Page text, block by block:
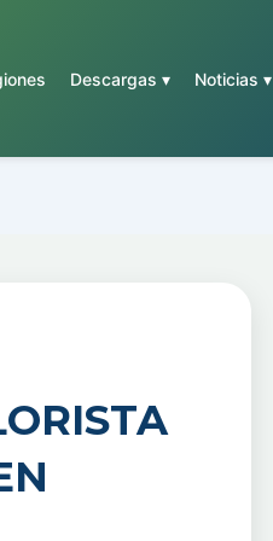
Descargas ▾ Noticias ▾